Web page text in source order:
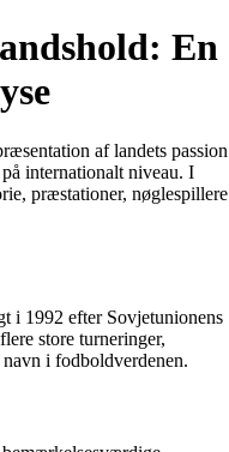
En
af landets passion
internationalt niveau. I
præstationer, nøglespillere
i 1992 efter Sovjetunionens
store turneringer,
i fodboldverdenen.